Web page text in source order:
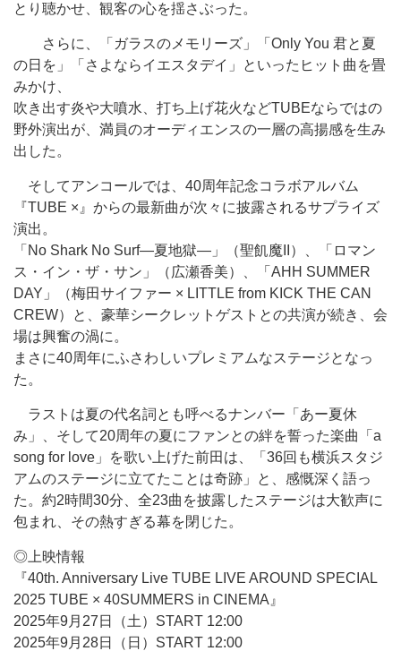
とり聴かせ、観客の心を揺さぶった。
さらに、「ガラスのメモリーズ」「Only You 君と夏
の日を」「さよならイエスタデイ」といったヒット曲を畳
みかけ、
吹き出す炎や大噴水、打ち上げ花火などTUBEならではの
野外演出が、満員のオーディエンスの一層の高揚感を生み
出した。
そしてアンコールでは、40周年記念コラボアルバム
『TUBE ×』からの最新曲が次々に披露されるサプライズ
演出。
「No Shark No Surf—夏地獄—」（聖飢魔II）、「ロマン
ス・イン・ザ・サン」（広瀬香美）、「AHH SUMMER
DAY」（梅田サイファー × LITTLE from KICK THE CAN
CREW）と、豪華シークレットゲストとの共演が続き、会
場は興奮の渦に。
まさに40周年にふさわしいプレミアムなステージとなっ
た。
ラストは夏の代名詞とも呼べるナンバー「あー夏休
み」、そして20周年の夏にファンとの絆を誓った楽曲「a
song for love」を歌い上げた前田は、「36回も横浜スタジ
アムのステージに立てたことは奇跡」と、感慨深く語っ
た。約2時間30分、全23曲を披露したステージは大歓声に
包まれ、その熱すぎる幕を閉じた。
◎上映情報
『40th. Anniversary Live TUBE LIVE AROUND SPECIAL
2025 TUBE × 40SUMMERS in CINEMA』
2025年9月27日（土）START 12:00
2025年9月28日（日）START 12:00